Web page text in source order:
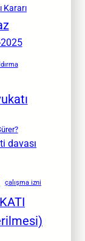
Kararı
2025
davası
çalışma izni